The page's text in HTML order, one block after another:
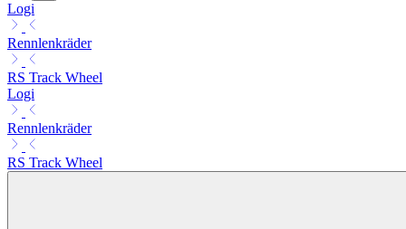
Logi
Rennlenkräder
RS Track Wheel
Logi
Rennlenkräder
RS Track Wheel